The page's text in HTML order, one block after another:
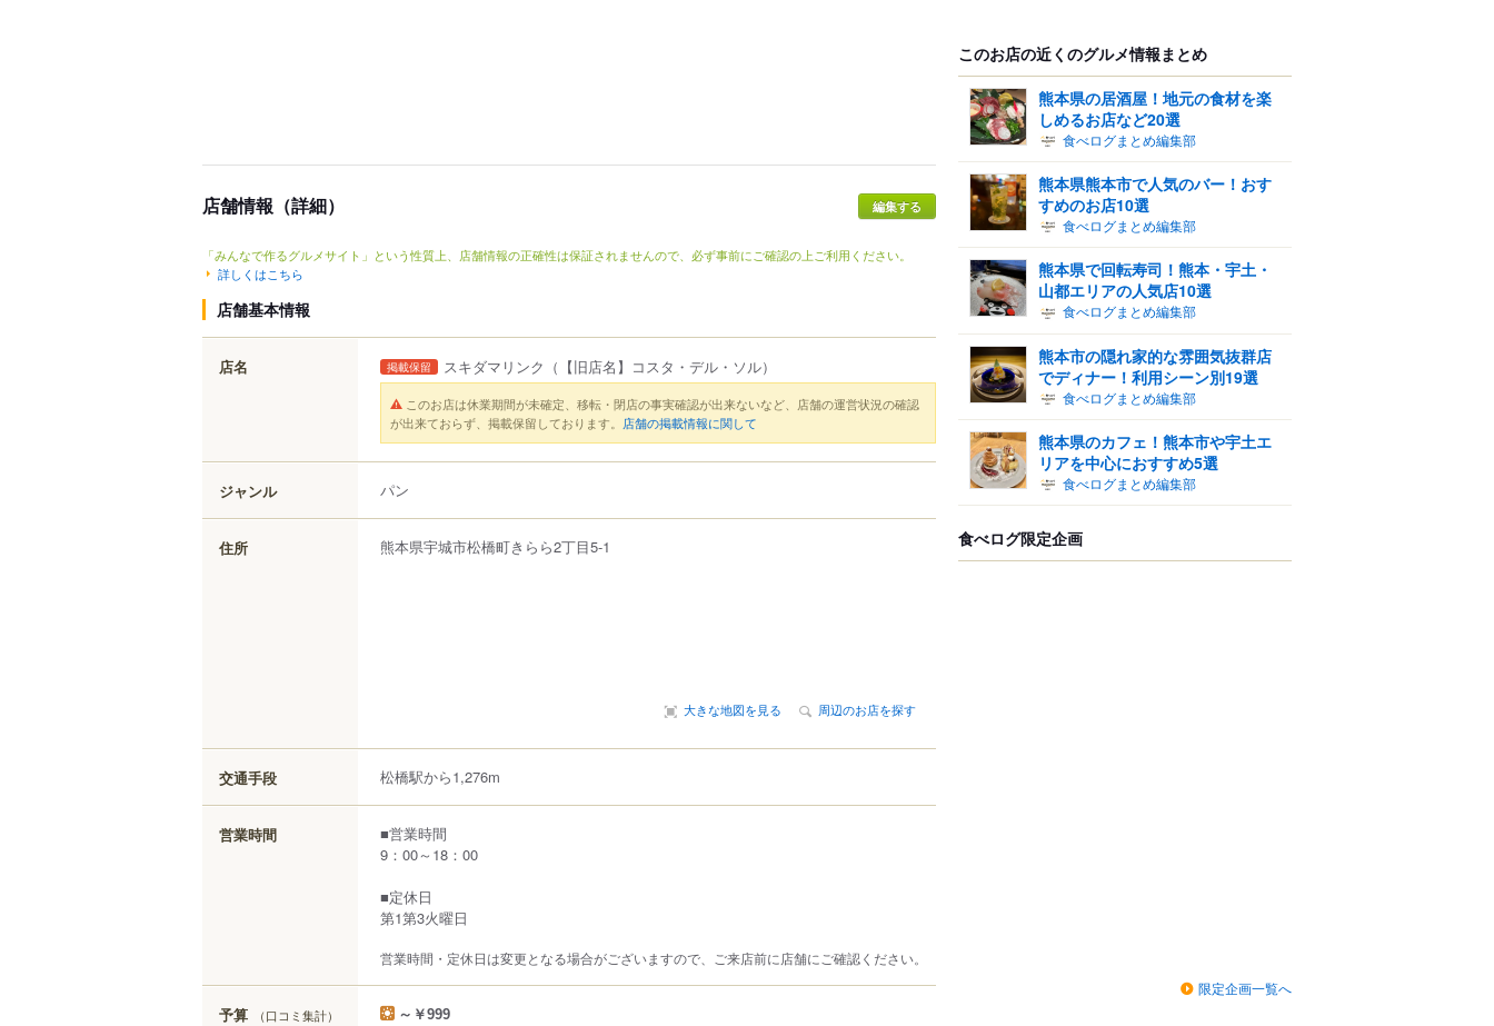
店舗情報（詳細）
「みんなで作るグルメサイト」という性質上、店舗情報の正確性は保証されませんので、必ず事前にご確認の上ご利用ください。
詳しくはこちら
店舗基本情報
店名 掲載保留 スキダマリンク （【旧店名】コスタ・デル・ソル）
このお店は休業期間が未確定、移転・閉店の事実確認が出来ないなど、店舗の運営状況の確認
が出来ておらず、掲載保留しております。 店舗の掲載情報に関して
ジャンル パン
住所 熊本県宇城市松橋町きらら2丁目5-1
大きな地図を見る 周辺のお店を探す
交通手段 松橋駅から1,276m
営業時間
■営業時間
9：00～18：00
■定休日
第1第3火曜日
営業時間・定休日は変更となる場合がございますので、ご来店前に店舗にご確認ください。
予算 （口コミ集計） ～￥999
このお店の近くのグルメ情報まとめ
熊本県の居酒屋！地元の食材を楽
しめるお店など20選
食べログまとめ編集部
熊本県熊本市で人気のバー！おす
すめのお店10選
食べログまとめ編集部
熊本県で回転寿司！熊本・宇土・
山都エリアの人気店10選
食べログまとめ編集部
熊本市の隠れ家的な雰囲気抜群店
でディナー！利用シーン別19選
食べログまとめ編集部
熊本県のカフェ！熊本市や宇土エ
リアを中心におすすめ5選
食べログまとめ編集部
食べログ限定企画
限定企画一覧へ